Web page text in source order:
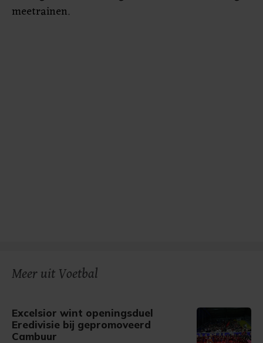
onze cookiepagina kun je ons cookiebeleid bekijken en je
gemaakte keuze altijd wijzigen of intrekken.
meetrainen.
Meer uit Voetbal
Excelsior wint openingsduel
Eredivisie bij gepromoveerd
Cambuur